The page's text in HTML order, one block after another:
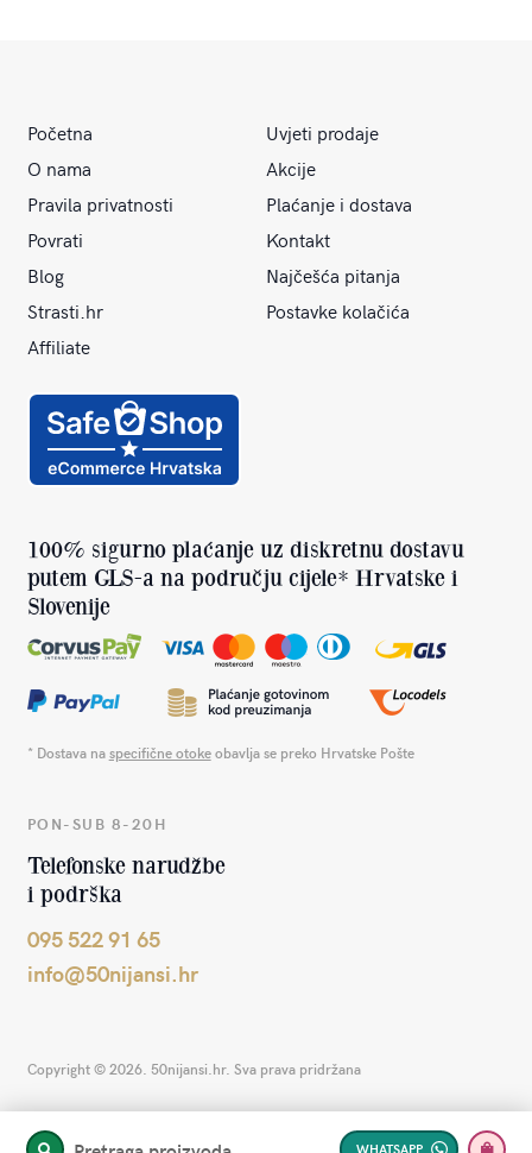
Početna
Uvjeti prodaje
O nama
Akcije
Pravila privatnosti
Plaćanje i dostava
Povrati
Kontakt
Blog
Najčešća pitanja
Strasti.hr
Postavke kolačića
Affiliate
100% sigurno plaćanje uz diskretnu dostavu
putem GLS-a na području cijele* Hrvatske i
Slovenije
* Dostava naspecifične otokeobavlja se preko Hrvatske Pošte
PON-SUB 8-20H
Telefonske narudžbe
i podrška
095 522 91 65
info@50nijansi.hr
Copyright © 2026. 50nijansi.hr. Sva prava pridržana
Pretraga proizvoda WHATSAPP